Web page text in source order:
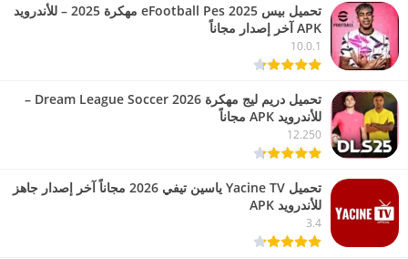
تحميل بيس eFootball Pes 2025 مهكرة 2025 – للأندرويد
APK آخر إصدار مجاناً
10.0.1
تحميل دريم ليج مهكرة 2026 Dream League Soccer –
للأندرويد APK مجاناً
12.250
تحميل Yacine TV ياسين تيفي 2026 مجاناً آخر إصدار جاهز
للأندرويد APK
3.4